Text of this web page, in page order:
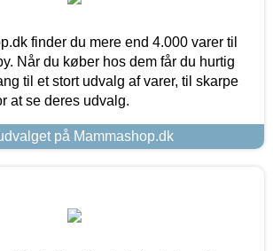
finder du mere end 4.000 varer til
Når du køber hos dem får du hurtig
til et stort udvalg af varer, til skarpe
at se deres udvalg.
på Mammashop.dk